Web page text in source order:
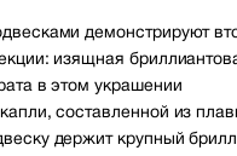
демонстрируют
изящная
в этом украшении
составленной из
держит крупный